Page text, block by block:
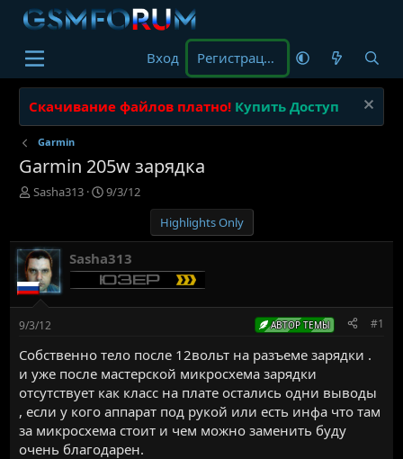
Вход Регистрация
Скачивание файлов платно! Купить Доступ
Garmin
Garmin 205w зарядка
А
о
р
т
е
м
ы
Sasha313
Д
а
н
а
ч
а
9/3/12
Highlights Only
Sasha313
9/3/12 АВТОР ТЕМЫ #1
Cобственно тело после 12вольт на разъеме зарядки .
и уже после мастерской микросхема зарядки
отсутствует как класс на плате остались одни выводы
, если у кого аппарат под рукой или есть инфа что там
за микросхема стоит и чем можно заменить буду
очень благодарен.